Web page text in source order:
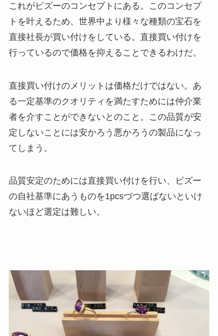
これがビズーのコンセプトにある。このコンセプ
トを叶えるため、世界中より様々な種類の宝石を
直接社長が買い付けをしている。直接買い付けを
行っているので価格を抑えることできるわけだ。
直接買い付けのメリットは価格だけではない。あ
る一定基準のクオリティを満たすためには仲介業
者を介すことができないとのこと。この品質が安
定しないことには安かろう悪かろうの製品になっ
てしまう。
品質安定のためには直接買い付けを行い、ビズー
の自社基準にあうものを1pcsづつ選ばないといけ
ないほど選定は難しい。